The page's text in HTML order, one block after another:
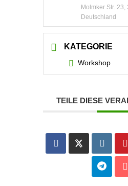
Molmker Str.
Deutschland
KATEGORIE
Workshop
TEILE DIESE